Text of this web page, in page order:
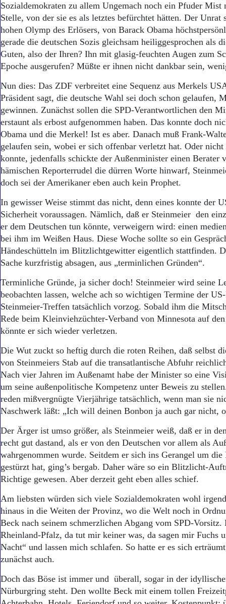
Sozialdemokraten zu allem Ungemach noch ein Pfuder Mist
Stelle, von der sie es als letztes befürchtet hätten. Der Unrat
hohen Olymp des Erlösers, von Barack Obama
gerade die deutschen Sozis gleichsam heiliggesprochen als
Guten, also der Ihren? Ihn mit glasig-feuchten Augen zum
Epoche ausgerufen? Müßte er ihnen nicht dankbar sein,
Nun dies: Das ZDF verbreitet eine Sequenz aus Merkels
Präsident sagt, die deutsche Wahl sei doch schon gelaufen,
gewinnen. Zunächst sollen die SPD-Verantwortlichen den
erstaunt als erbost aufgenommen haben. Das konnte doch
Oba­ma und die Merkel! Ist es aber. Danach muß Frank-
gelaufen sein, wobei er sich offenbar verletzt hat. Oder
konnte, jedenfalls schickte der Außenminister einen Berater
hämischen Reporterrudel die dürren Worte hinwarf,
doch sei der Amerikaner eben auch kein Prophet.
In gewisser Weise stimmt das nicht, denn eines konnte der
Sicherheit voraussagen. Nämlich, daß er Steinmeier den
er dem Deutschen tun könnte, verweigern wird: einen
bei ihm im Weißen Haus. Diese Woche sollte so ein
Händeschütteln im Blitzlichtgewitter eigentlich stattfinden.
Sache kurzfristig absagen, aus „terminlichen Gründen“.
Terminliche Gründe, ja sicher doch! Steinmeier wird seine
beobachten lassen, welche ach so wichtigen Termine der
Steinmeier-Treffen tatsächlich vorzog. Sobald ihm die
Rede beim Kleinviehzüchter-Verband von Minnesota auf
könnte er sich wieder verletzen.
Die Wut zuckt so heftig durch die roten Reihen, daß selbst
von Steinmeiers Stab auf die transatlantische Abfuhr
Nach vier Jahren im Außenamt habe der Minister so eine
um seine außenpolitische Kompetenz unter Beweis zu
reden mißvergnügte Vierjährige tatsächlich, wenn man sie
Naschwerk läßt: „Ich will deinen Bonbon ja auch gar nicht,
Der Ärger ist umso größer, als Steinmeier weiß, daß er in
recht gut dastand, als er von den Deutschen vor allem als
wahrgenommen wurde. Seitdem er sich ins Gerangel um die
gestürzt hat, ging’s bergab. Daher wäre so ein Blitzlicht-
Richtige gewesen. Aber derzeit geht eben alles schief.
Am liebsten würden sich viele Sozialdemokraten wohl
hinaus in die Weiten der Provinz, wo die Welt noch in
Beck nach seinem schmerzlichen Abgang vom SPD-Vorsitz.
Rheinland-Pfalz, da tut mir keiner was, da sagen mir Fuchs
Nacht“ und lassen mich schlafen. So hatte er es sich
zunächst auch.
Doch das Böse ist immer und überall, sogar in der
Nürburgring steht. Den wollte Beck mit einem tollen